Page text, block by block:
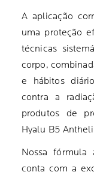
A aplicação
uma proteção
técnicas
corpo,
e hábitos
contra a
produtos de
Hyalu B5
Nossa fórmula
conta com a